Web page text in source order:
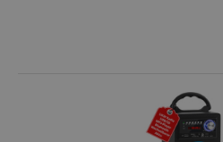
Inclusief IR-
laadkabel, stereo-audiokabel